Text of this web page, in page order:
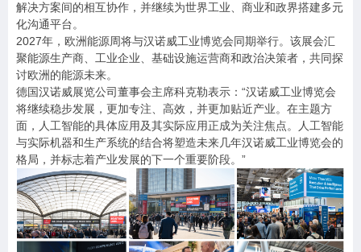
解决方案间的相互协作，并继续为世界工业、商业和政界搭建多元
化沟通平台。
2027年，欧洲能源周将与汉诺威工业博览会同期举行。该展会汇
聚能源生产商、工业企业、基础设施运营商和政治决策者，共同探
讨欧洲的能源未来。
德国汉诺威展览公司董事会主席科克勒表示： “汉诺威工业博览会
将继续稳步发展，更加专注、高效，并更加贴近产业。在主题方
面，人工智能的具体应用及其实际应用正成为关注焦点。人工智能
与实际机器和生产系统的结合将塑造未来几年汉诺威工业博览会的
格局，并标志着产业发展的下一个重要阶段。 ”